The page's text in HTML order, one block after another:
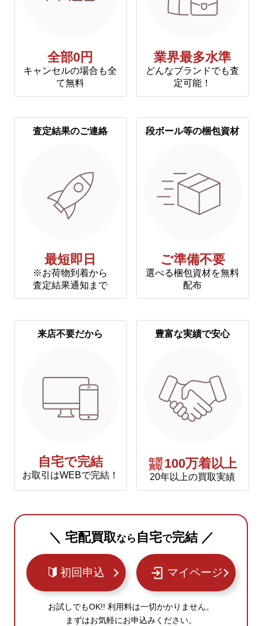
全部0円
キャンセルの場合も全
て無料
業界最多水準
どんなブランドでも査
定可能！
査定結果のご連絡
最短即日
※お荷物到着から
査定結果通知まで
段ボール等の梱包資材
ご準備不要
選べる梱包資材を無料
配布
来店不要だから
自宅で完結
お取引はWEBで完結！
豊富な実績で安心
年間
買取 100万着以上
20年以上の買取実績
＼ 宅配買取なら 自宅で完結 ／
初回申込 マイページ
お試しでもOK!! 利用料は一切かかりません。
まずはお気軽にお申込みください。